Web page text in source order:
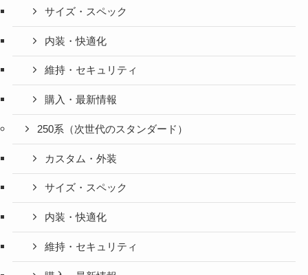
サイズ・スペック
内装・快適化
維持・セキュリティ
購入・最新情報
250系（次世代のスタンダード）
カスタム・外装
サイズ・スペック
内装・快適化
維持・セキュリティ